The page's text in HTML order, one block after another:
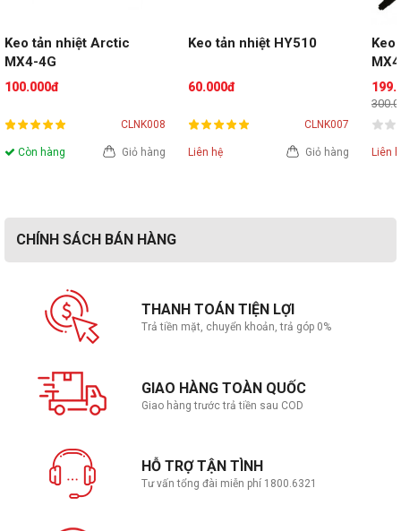
Keo tản nhiệt Arctic
MX4-4G
100.000đ
CLNK008
Còn hàng Giỏ hàng
Keo tản nhiệt HY510
60.000đ
CLNK007
Liên hệ Giỏ hàng Liên
CHÍNH SÁCH BÁN HÀNG
THANH TOÁN TIỆN LỢI
Trả tiền mặt, chuyển khoản, trả góp 0%
GIAO HÀNG TOÀN QUỐC
Giao hàng trước trả tiền sau COD
HỖ TRỢ TẬN TÌNH
Tư vấn tổng đài miễn phí 1800.6321